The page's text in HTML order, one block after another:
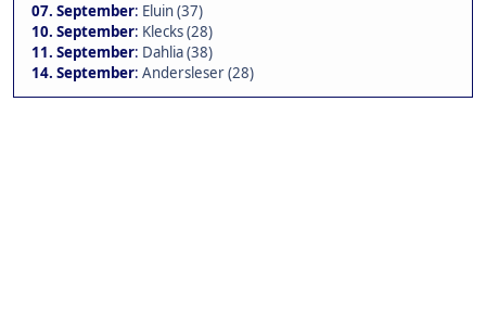
07. September: Eluin (37)
10. September: Klecks (28)
11. September: Dahlia (38)
14. September: Andersleser (28)